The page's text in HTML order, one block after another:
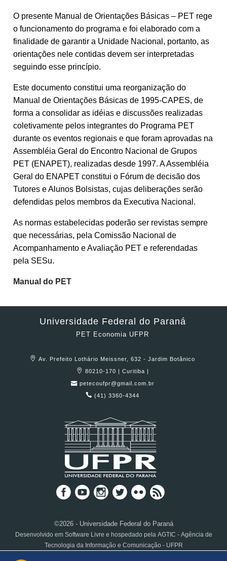
O presente Manual de Orientações Básicas – PET rege
o funcionamento do programa e foi elaborado com a
finalidade de garantir a Unidade Nacional, portanto, as
orientações nele contidas devem ser interpretadas
seguindo esse princípio.
Este documento constitui uma reorganização do
Manual de Orientações Básicas de 1995-CAPES, de
forma a consolidar as idéias e discussões realizadas
coletivamente pelos integrantes do Programa PET
durante os eventos regionais e que foram aprovadas na
Assembléia Geral do Encontro Nacional de Grupos
PET (ENAPET), realizadas desde 1997. A Assembléia
Geral do ENAPET constitui o Fórum de decisão dos
Tutores e Alunos Bolsistas, cujas deliberações serão
defendidas pelos membros da Executiva Nacional.
As normas estabelecidas poderão ser revistas sempre
que necessárias, pela Comissão Nacional de
Acompanhamento e Avaliação PET e referendadas
pela SESu.
Manual do PET
Universidade Federal do Paraná
PET Economia UFPR
Av. Prefeito Lothário Meissner, 632 - Jardim Botânico
80210-170 | Curitiba |
petecoufpr@gmail.com.br
(41) 3360-4344
©2026 - Universidade Federal do Paraná
Desenvolvido em Software Livre e hospedado pela AGTIC - Agência de
Tecnologia da Informação e Comunicação - UFPR